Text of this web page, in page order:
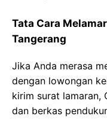
Tata Cara
Tangerang
Jika Anda merasa
dengan lowongan
kirim surat lamaran,
dan berkas